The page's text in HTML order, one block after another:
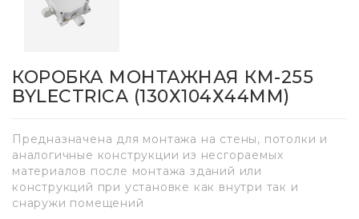
КОРОБКА МОНТАЖНАЯ КМ-255
BYLECTRICA (130Х104Х44ММ)
Предназначена для монтажа на стены, потолки и
аналогичные конструкции из несгораемых
материалов после монтажа зданий или
конструкций при установке как внутри так и
снаружи помещений